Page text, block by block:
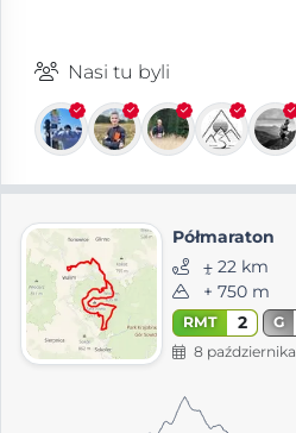
Nasi tu byli
Półmaraton
⨦ 22 km
+ 750 m
RMT 2 G
8 października